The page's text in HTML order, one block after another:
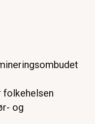
folkehelsen
og